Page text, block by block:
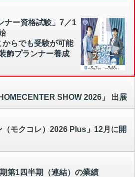
ナー資格試験」7／1
らでも受験が可能
飾プランナー養成
SHOW 2026」 出展
（モクコレ）2026 Plus」12月に開
第1四半期（連結）の業績